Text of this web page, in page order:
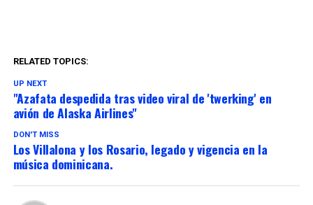
RELATED TOPICS:
UP NEXT
"Azafata despedida tras video viral de 'twerking' en
avión de Alaska Airlines"
DON'T MISS
Los Villalona y los Rosario, legado y vigencia en la
música dominicana.